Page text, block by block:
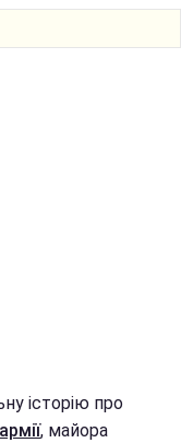
історію про
, майора